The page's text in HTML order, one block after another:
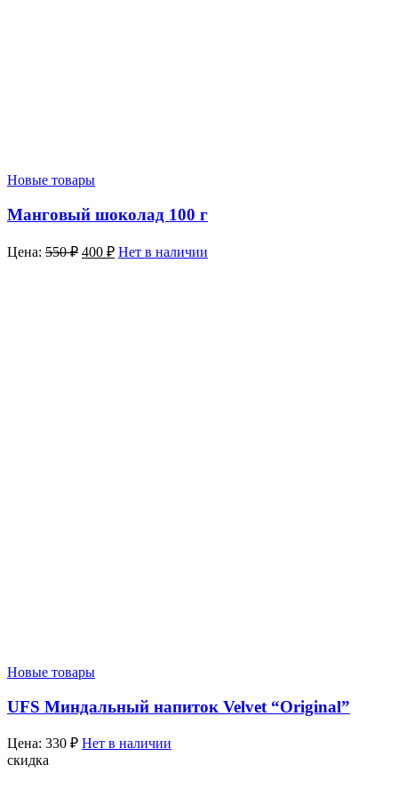
Новые товары
Манговый шоколад 100 г
Цена: 550₽ 400 ₽ Нет в наличии
Новые товары
UFS Миндальный напиток Velvet “Original”
Цена: 330 ₽ Нет в наличии
скидка